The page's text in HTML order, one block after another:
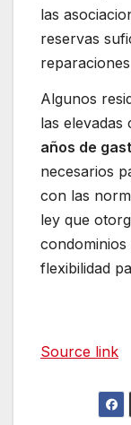
las
reservas
Algunos
las elevadas
años de
necesarios
con las
ley que
flexibilidad
Source link